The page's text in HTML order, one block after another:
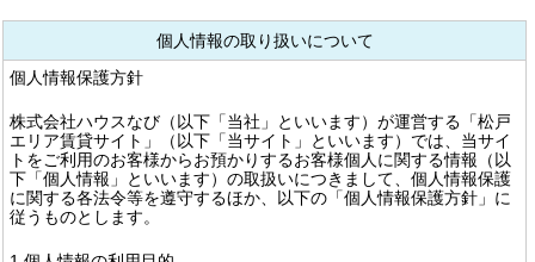
個人情報の取り扱いについて
個人情報保護方針
株式会社ハウスなび（以下「当社」といいます）が運営する「松戸
エリア賃貸サイト」（以下「当サイト」といいます）では、当サイ
トをご利用のお客様からお預かりするお客様個人に関する情報（以
下「個人情報」といいます）の取扱いにつきまして、個人情報保護
に関する各法令等を遵守するほか、以下の「個人情報保護方針」に
従うものとします。